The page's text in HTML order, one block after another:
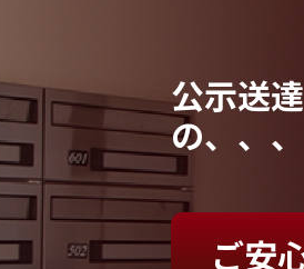
公示送
の、、
ご安